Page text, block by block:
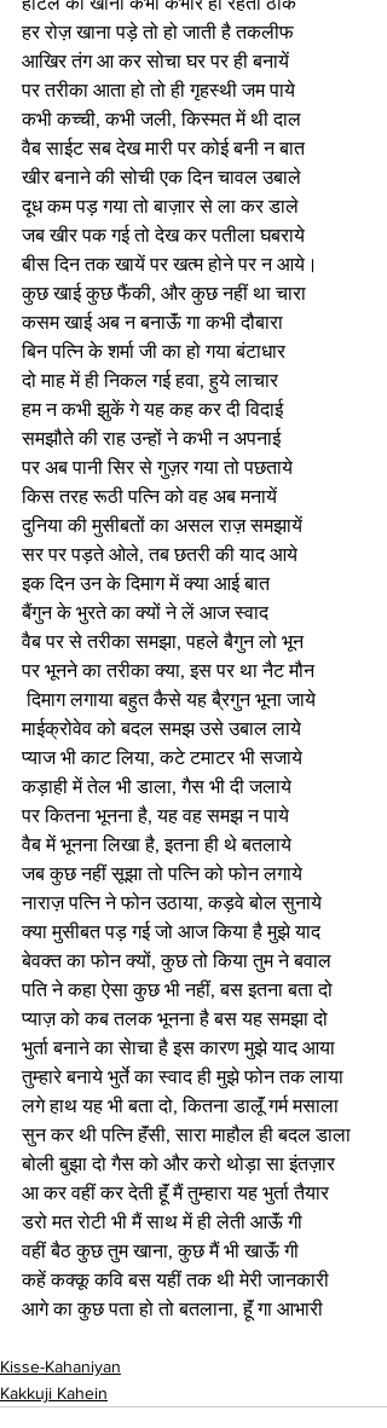
हर रोज़ खाना पड़े तो हो जाती है तकलीफ
आखिर तंग आ कर सोचा घर पर ही बनायें
पर तरीका आता हो तो ही गृहस्थी जम पाये
कभी कच्ची, कभी जली, किस्मत में थी दाल
वैब साईट सब देख मारी पर कोई बनी न बात
खीर बनाने की सोची एक दिन चावल उबाले
दूध कम पड़ गया तो बाज़ार से ला कर डाले
जब खीर पक गई तो देख कर पतीला घबराये
बीस दिन तक खायें पर खत्म होने पर न आये।
कुछ खाई कुछ फैंकी, और कुछ नहीं था चारा
कसम खाई अब न बनाऊॅं गा कभी दौबारा
बिन पत्नि के शर्मा जी का हो गया बंटाधार
दो माह में ही निकल गई हवा, हुये लाचार
हम न कभी झुकें गे यह कह कर दी विदाई
समझौते की राह उन्हों ने कभी न अपनाई
पर अब पानी सिर से गुज़र गया तो पछताये
किस तरह रूठी पत्नि को वह अब मनायें
दुनिया की मुसीबतों का असल राज़ समझायें
सर पर पड़ते ओले, तब छतरी की याद आये
इक दिन उन के दिमाग में क्या आई बात
बैंगुन के भुरते का क्यों ने लें आज स्वाद
वैब पर से तरीका समझा, पहले बैगुन लो भून
पर भूनने का तरीका क्या, इस पर था नैट मौन
दिमाग लगाया बहुत कैसे यह बै्रगुन भूना जाये
माईक्रोवेव को बदल समझ उसे उबाल लाये
प्याज भी काट लिया, कटे टमाटर भी सजाये
कड़ाही में तेल भी डाला, गैस भी दी जलाये
पर कितना भूनना है, यह वह समझ न पाये
वैब में भूनना लिखा है, इतना ही थे बतलाये
जब कुछ नहीं सूझा तो पत्नि को फोन लगाये
नाराज़ पत्नि ने फोन उठाया, कड़वे बोल सुनाये
क्या मुसीबत पड़ गई जो आज किया है मुझे याद
बेवक्त का फोन क्यों, कुछ तो किया तुम ने बवाल
पति ने कहा ऐसा कुछ भी नहीं, बस इतना बता दो
प्याज़ को कब तलक भूनना है बस यह समझा दो
भुर्ता बनाने का सेाचा है इस कारण मुझे याद आया
तुम्हारे बनाये भुर्ते का स्वाद ही मुझे फोन तक लाया
लगे हाथ यह भी बता दो, कितना डालूॅं गर्म मसाला
सुन कर थी पत्नि हॅंसी, सारा माहौल ही बदल डाला
बोली बुझा दो गैस को और करो थोड़ा सा इंतज़ार
आ कर वहीं कर देती हूॅं मैं तुम्हारा यह भुर्ता तैयार
डरो मत रोटी भी मैं साथ में ही लेती आऊॅं गी
वहीं बैठ कुछ तुम खाना, कुछ मैं भी खाऊॅं गी
कहें कक्कू कवि बस यहीं तक थी मेरी जानकारी
आगे का कुछ पता हो तो बतलाना, हूॅं गा आभारी
Kisse-Kahaniyan
Kakkuji Kahein